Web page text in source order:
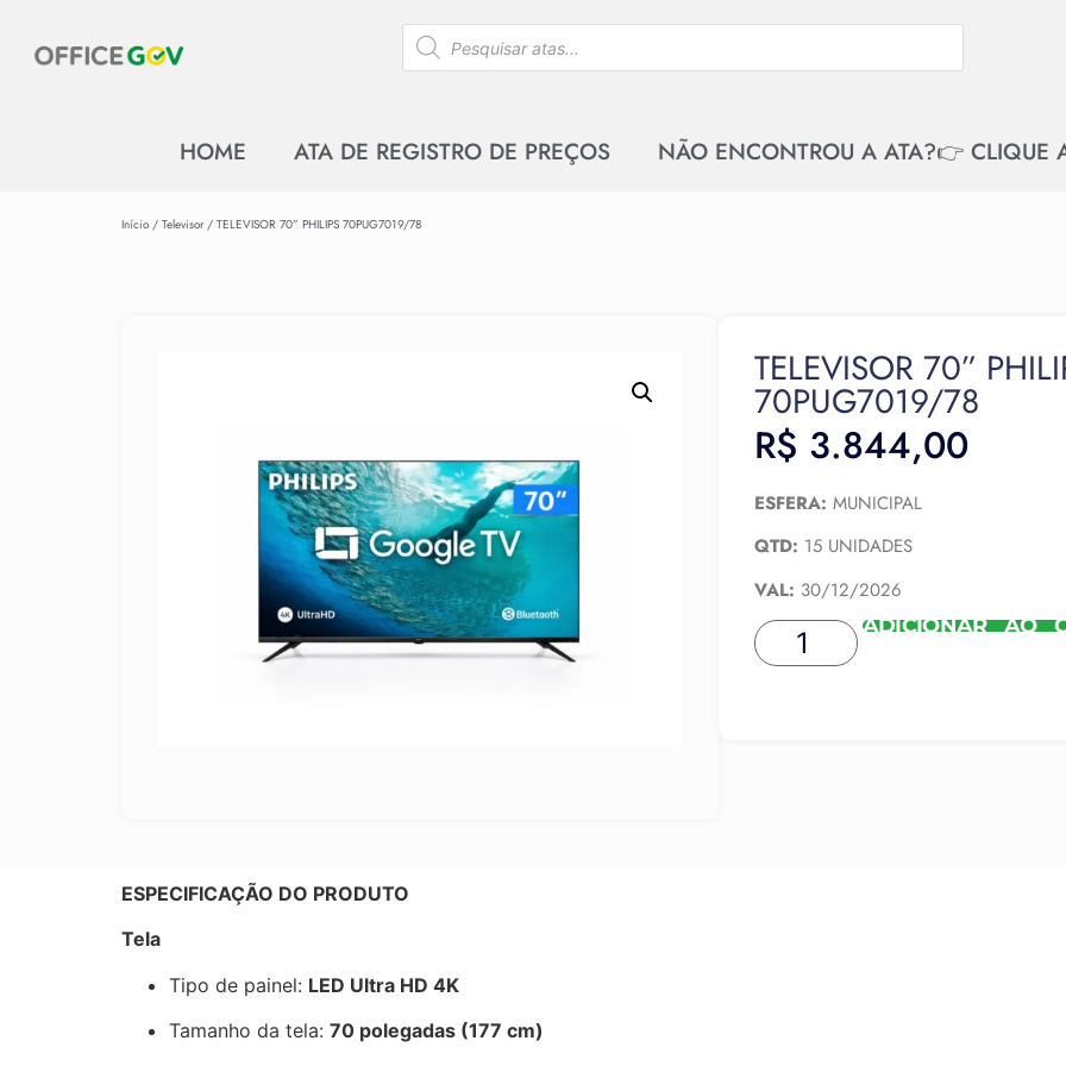
HOME ATA DE REGISTRO DE PREÇOS NÃO ENCONTROU A ATA?👉 CLIQUE
Início / Televisor/ TELEVISOR 70” PHILIPS 70PUG7019/78
TELEVISOR 70”
70PUG7019/78
R$ 3.844,00
ESFERA: MUNICIPAL
QTD: 15 UNIDADES
VAL: 30/12/2026
ADICIONAR AO
ESPECIFICAÇÃO DO PRODUTO
Tela
Tipo de painel: LED Ultra HD 4K
Tamanho da tela: 70 polegadas (177 cm)